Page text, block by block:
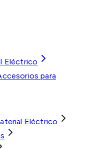
Eléctrico
para
Eléctrico